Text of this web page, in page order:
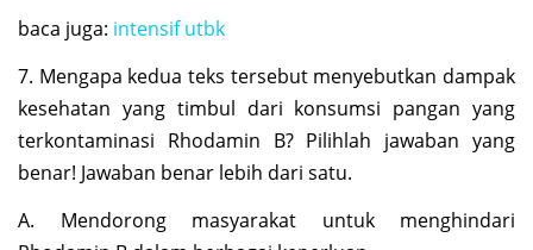
baca juga: intensif utbk
7. Mengapa kedua teks tersebut menyebutkan dampak
kesehatan yang timbul dari konsumsi pangan yang
terkontaminasi Rhodamin B? Pilihlah jawaban yang
benar! Jawaban benar lebih dari satu.
A. Mendorong masyarakat untuk menghindari